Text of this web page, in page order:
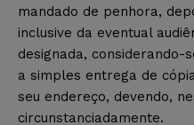
mandado de penhora,
inclusive da eventual
designada, considerando-
a simples entrega de
seu endereço, devendo,
circunstanciadamente.